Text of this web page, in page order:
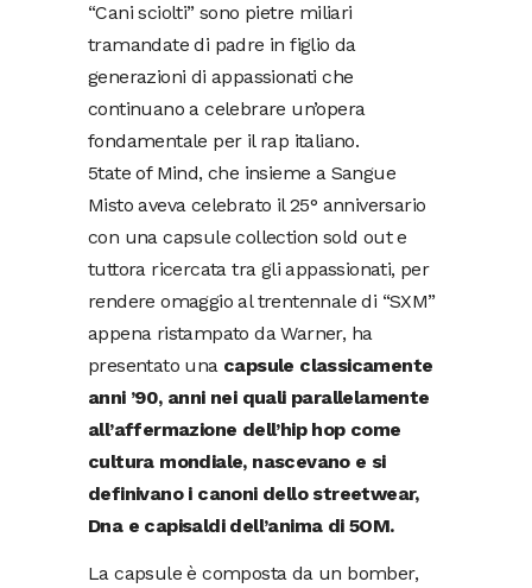
“Cani sciolti” sono pietre miliari
tramandate di padre in figlio da
generazioni di appassionati che
continuano a celebrare un’opera
fondamentale per il rap italiano.
5tate of Mind, che insieme a Sangue
Misto aveva celebrato il 25° anniversario
con una capsule collection sold out e
tuttora ricercata tra gli appassionati, per
rendere omaggio al trentennale di “SXM”
appena ristampato da Warner, ha
presentato una capsule classicamente
anni ’90, anni nei quali parallelamente
all’affermazione dell’hip hop come
cultura mondiale, nascevano e si
definivano i canoni dello streetwear,
Dna e capisaldi dell’anima di 5OM.
La capsule è composta da un bomber,